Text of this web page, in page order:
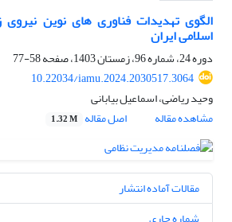
الگوی تهدیدات فناوری های نوین
اسلامی ایران
دوره 24، شماره 96، زمستان 1403، صفحه
58-77
10.22034/iamu.2024.2030517.3064
وحید ریاضی، اسماعیل بیابانی
مشاهده مقاله
اصل مقاله 1.32 M
مقالات آماده انتشار